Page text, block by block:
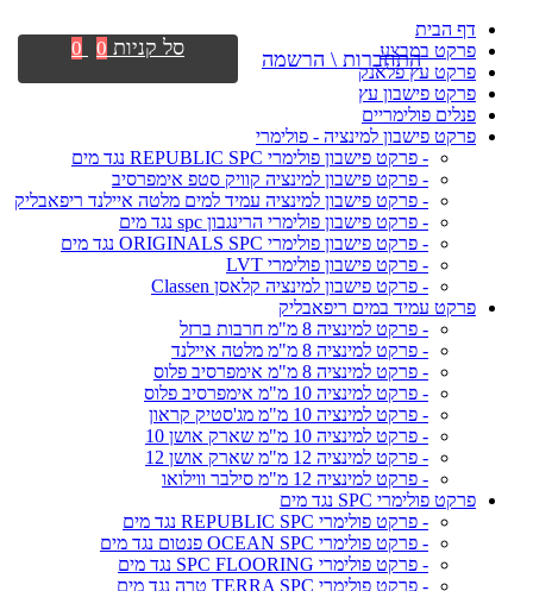
דף הבית
פרקט במבצע
פרקט עץ פלאנק
פרקט פישבון עץ
פנלים פולימריים
פרקט פישבון למינציה - פולימרי
- פרקט פישבון פולימרי REPUBLIC SPC נגד מים
- פרקט פישבון למינציה קוויק סטפ אימפרסיב
- פרקט פישבון למינציה עמיד למים מלטה איילנד ריפאבליק
- פרקט פישבון פולימרי הרינגבון spc נגד מים
- פרקט פישבון פולימרי ORIGINALS SPC נגד מים
- פרקט פישבון פולימרי LVT
- פרקט פישבון למינציה קלאסן Classen
פרקט עמיד במים ריפאבליק
- פרקט למינציה 8 מ"מ חרבות ברזל
- פרקט למינציה 8 מ"מ מלטה איילנד
- פרקט למינציה 8 מ"מ אימפרסיב פלוס
- פרקט למינציה 10 מ"מ אימפרסיב פלוס
- פרקט למינציה 10 מ"מ מג'סטיק קראון
- פרקט למינציה 10 מ"מ שארק אושן 10
- פרקט למינציה 12 מ"מ שארק אושן 12
- פרקט למינציה 12 מ"מ סילבר ווילואו
פרקט פולימרי SPC נגד מים
- פרקט פולימרי REPUBLIC SPC נגד מים
- פרקט פולימרי OCEAN SPC פנטום נגד מים
- פרקט פולימרי SPC FLOORING נגד מים
- פרקט פולימרי TERRA SPC טרה נגד מים
התחברות \ הרשמה סל קניות 0
0